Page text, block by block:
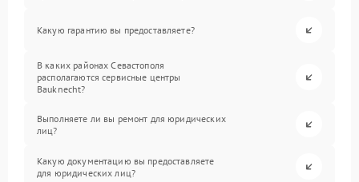
Какую гарантию вы предоставляете?
В каких районах Севастополя
располагаются сервисные центры
Bauknecht?
Выполняете ли вы ремонт для юридических
лиц?
Какую документацию вы предоставляете
для юридических лиц?